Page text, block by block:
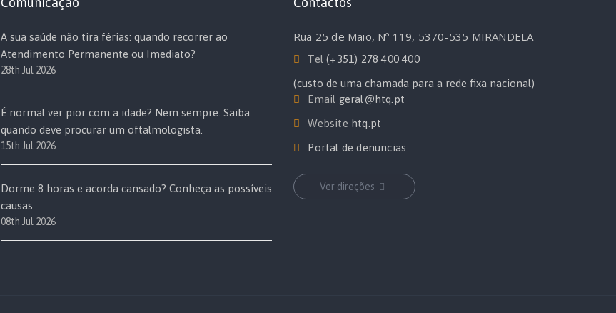
A sua saúde não tira férias: quando recorrer ao
Atendimento Permanente ou Imediato?
28th Jul 2026
É normal ver pior com a idade? Nem sempre. Saiba
quando deve procurar um oftalmologista.
15th Jul 2026
Dorme 8 horas e acorda cansado? Conheça as possíveis
causas
08th Jul 2026
Rua 25 de Maio, Nº 119, 5370-535 MIRANDELA
Tel(+351) 278 400 400
(custo de uma chamada para a rede fixa nacional)
Email geral@htq.pt
Website htq.pt
Portal de denuncias
Ver direções